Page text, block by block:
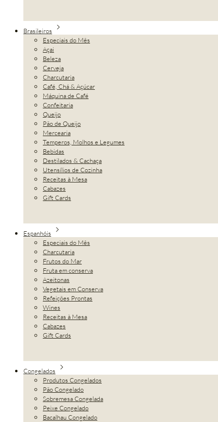
Brasileiros
Especiais do Mês
Açai
Beleza
Cerveja
Charcutaria
Café, Chá & Açúcar
Máquina de Café
Confeitaria
Queijo
Pão de Queijo
Mercearia
Temperos, Molhos e Legumes
Bebidas
Destilados & Cachaça
Utensílios de Cozinha
Receitas à Mesa
Cabazes
Gift Cards
Espanhóis
Especiais do Mês
Charcutaria
Frutos do Mar
Fruta em conserva
Azeitonas
Vegetais em Conserva
Refeições Prontas
Wines
Receitas à Mesa
Cabazes
Gift Cards
Congelados
Produtos Congelados
Pão Congelado
Sobremesa Congelada
Peixe Congelado
Bacalhau Congelado